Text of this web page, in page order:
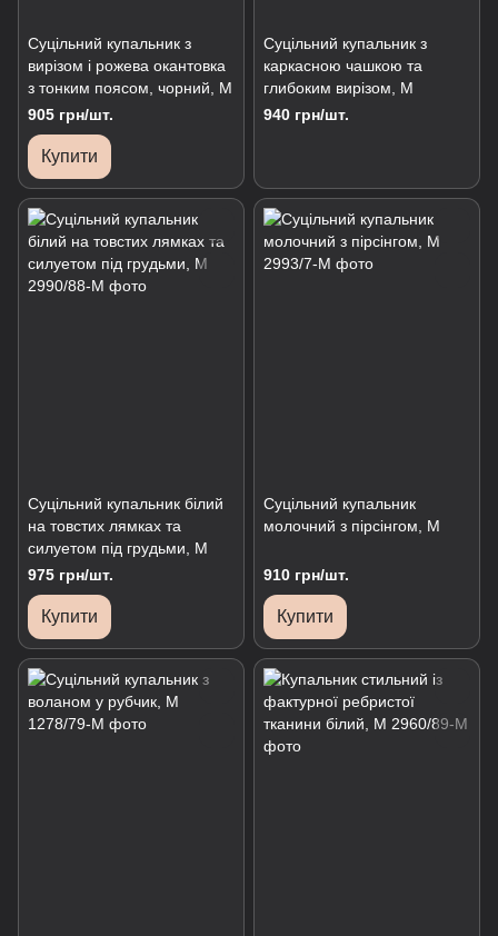
Суцільний купальник з
вирізом і рожева окантовка
з тонким поясом, чорний, M
905 грн/шт.
Купити
Суцільний купальник з
каркасною чашкою та
глибоким вирізом, М
940 грн/шт.
Суцільний купальник білий
на товстих лямках та
силуетом під грудьми, М
975 грн/шт.
Купити
Суцільний купальник
молочний з пірсінгом, М
910 грн/шт.
Купити